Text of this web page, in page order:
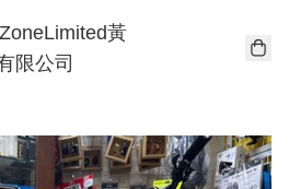
黃
限公司